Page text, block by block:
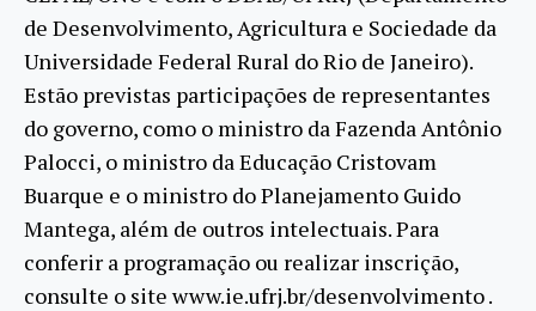
de Desenvolvimento, Agricultura e Sociedade da
Universidade Federal Rural do Rio de Janeiro).
Estão previstas participações de representantes
do governo, como o ministro da Fazenda Antônio
Palocci, o ministro da Educação Cristovam
Buarque e o ministro do Planejamento Guido
Mantega, além de outros intelectuais. Para
conferir a programação ou realizar inscrição,
consulte o site www.ie.ufrj.br/desenvolvimento .